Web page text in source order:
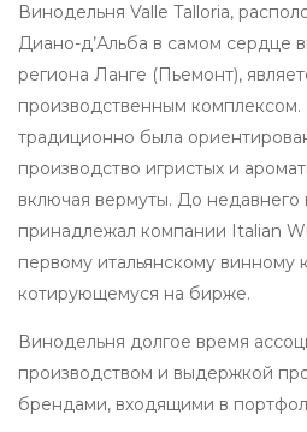
Винодельня Valle Talloria,
Диано-д’Альба в самом сердце
региона Ланге (Пьемонт),
производственным комплексом.
традиционно была
производство игристых и
включая вермуты. До
принадлежал компании Italian
первому итальянскому винному
котирующемуся на бирже.
Винодельня долгое время
производством и выдержкой
брендами, входящими в